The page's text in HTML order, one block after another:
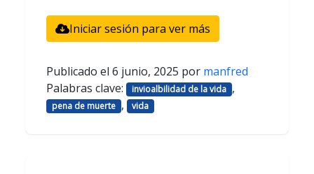
Iniciar sesión para ver más
Publicado el 6 junio, 2025 por manfred
Palabras clave:
invioalbilidad de la vida ,
pena de muerte , vida